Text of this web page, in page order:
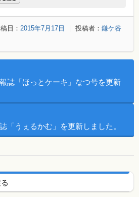
日： 2015年7月17日 ｜ 投稿者： 鎌ケ谷
ョン
誌「ほっとケーキ」なつ号を更新
「うぇるかむ」を更新しました。
ゲーション